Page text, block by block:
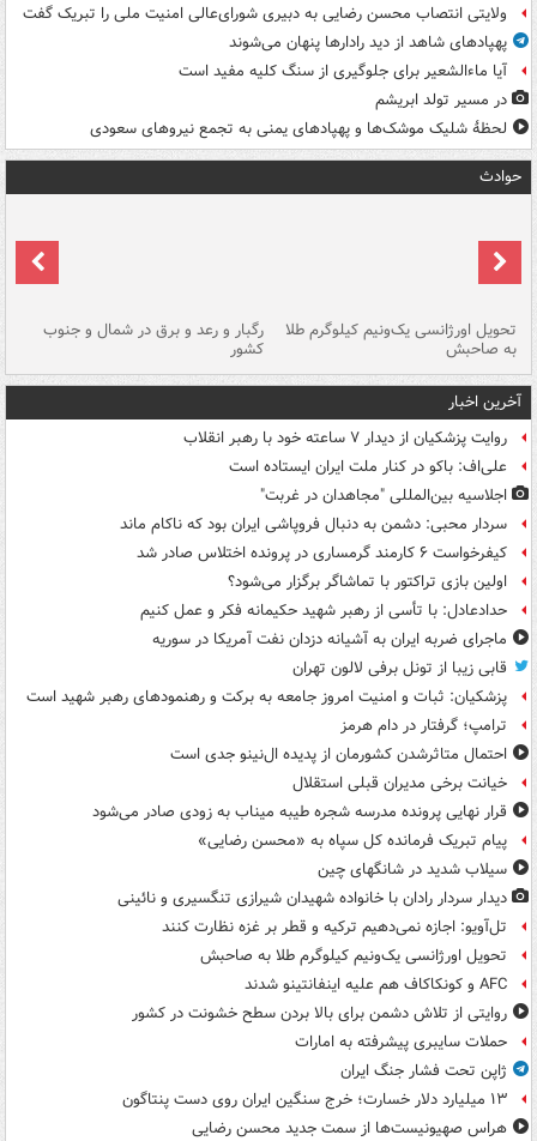
ولایتی انتصاب محسن رضایی به دبیری شورای‌عالی امنیت ملی را تبریک گفت
پهپادهای شاهد از دید رادارها پنهان می‌شوند
آیا ماءالشعیر برای جلوگیری از سنگ کلیه مفید است
در مسیر تولد ابریشم
لحظۀ شلیک موشک‌ها و پهپادهای یمنی به تجمع نیروهای سعودی
حوادث
تحویل اورژانسی یک‌ونیم کیلوگرم طلا
به صاحبش
رگبار و رعد و برق در شمال و جنوب
کشور
آخرین اخبار
روایت پزشکیان از دیدار ۷ ساعته خود با رهبر انقلاب
علی‌اف: باکو در کنار ملت ایران ایستاده است
اجلاسیه بین‌المللی "مجاهدان در غربت"
سردار محبی: دشمن به دنبال فروپاشی ایران بود که ناکام ماند
کیفرخواست ۶ کارمند گرمساری در پرونده اختلاس صادر شد
اولین بازی تراکتور با تماشاگر برگزار می‌شود؟
حدادعادل: با تأسی از رهبر شهید حکیمانه فکر و عمل کنیم
ماجرای ضربه ایران به آشیانه دزدان نفت آمریکا در سوریه
قابی زیبا از تونل برفی لالون تهران
پزشکیان: ثبات و امنیت امروز جامعه به برکت و رهنمودهای رهبر شهید است
ترامپ؛ گرفتار در دام هرمز
احتمال متاثرشدن کشورمان از پدیده ال‌نینو جدی است
خیانت برخی مدیران قبلی استقلال
قرار نهایی پرونده مدرسه شجره طیبه میناب به زودی صادر می‌شود
پیام تبریک فرمانده کل سپاه به «محسن رضایی»
سیلاب شدید در شانگهای چین
دیدار سردار رادان با خانواده‌ شهیدان شیرازی تنگسیری و نائینی
تل‌آویو: اجازه نمی‌دهیم ترکیه و قطر بر غزه نظارت کنند
تحویل اورژانسی یک‌ونیم کیلوگرم طلا به صاحبش
AFC و کونکاکاف هم علیه اینفانتینو شدند
روایتی از تلاش دشمن برای بالا بردن سطح خشونت در کشور
حملات سایبری پیشرفته به امارات
ژاپن تحت فشار جنگ ایران
۱۳ میلیارد دلار خسارت؛ خرج سنگین ایران روی دست پنتاگون
هراس صهیونیست‌ها از سمت جدید محسن رضایی